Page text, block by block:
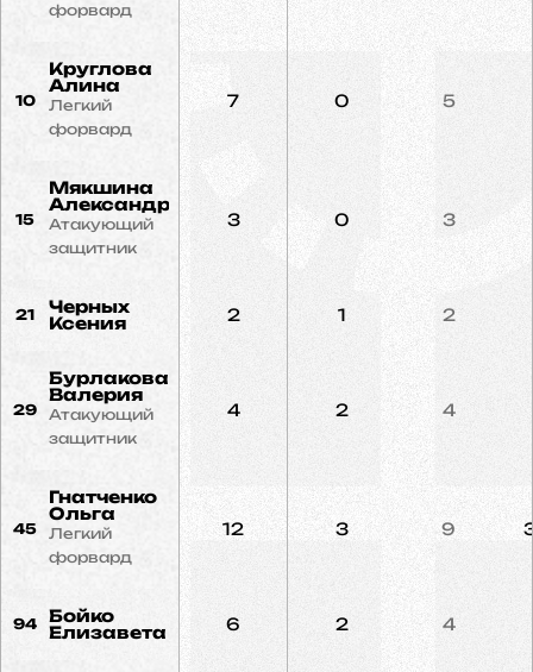
форвард
10
Круглова
Алина
Легкий
форвард
7 0 5
15
Мякшина
Александра
Атакующий
защитник
3 0 3
21
Черных
Ксения
2 1 2
29
Бурлакова
Валерия
Атакующий
защитник
4 2 4
45
Гнатченко
Ольга
Легкий
форвард
12 3 9
94
Бойко
Елизавета
6 2 4